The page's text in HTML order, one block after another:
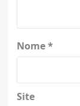
Nome*
Site